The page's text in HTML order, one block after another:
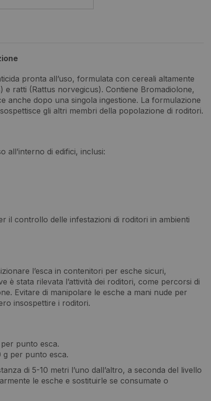
pronta all’uso, formulata con cereali altamente
e ratti (Rattus norvegicus). Contiene Bromadiolone,
anche dopo una singola ingestione. La formulazione
gli altri membri della popolazione di roditori.
all’interno di edifici, inclusi:
il controllo delle infestazioni di roditori in ambienti
l’esca in contenitori per esche sicuri,
è stata rilevata l’attività dei roditori, come percorsi di
Evitare di manipolare le esche a mani nude per
insospettire i roditori.
punto esca.
g per punto esca.
di 5-10 metri l’uno dall’altro, a seconda del livello
le esche e sostituirle se consumate o